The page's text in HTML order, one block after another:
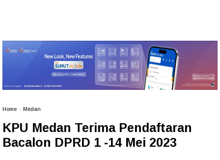
Home Medan
KPU Medan Terima Pendaftaran
Bacalon DPRD 1 -14 Mei 2023